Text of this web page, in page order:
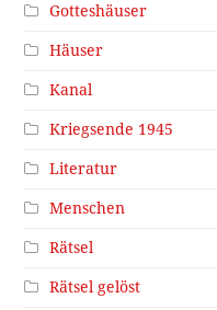
Gotteshäuser
Häuser
Kanal
Kriegsende 1945
Literatur
Menschen
Rätsel
Rätsel gelöst